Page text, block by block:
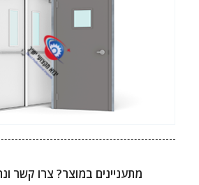
מתעניינים במוצר? צרו קשר